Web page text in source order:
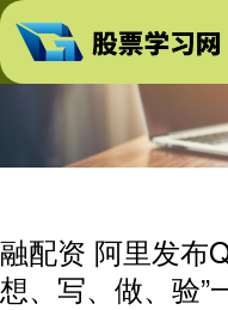
融配资 阿里发布
想、写、做、验”